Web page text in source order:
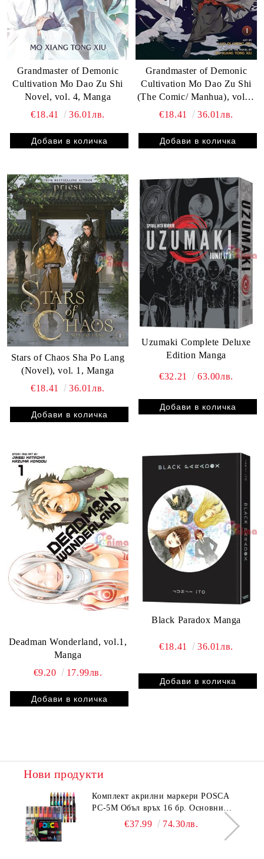
Grandmaster of Demonic
Cultivation Mo Dao Zu Shi
Novel, vol. 4, Manga
€18.41
36.01лв.
Grandmaster of Demonic
Cultivation Mo Dao Zu Shi
(The Comic/ Manhua), vol.1,
Manga
€18.41 36.01лв.
Stars of Chaos Sha Po Lang
(Novel), vol. 1, Manga
€18.41
36.01лв.
Uzumaki Complete Deluxe
Edition Manga
€32.21 63.00лв.
Deadman Wonderland, vol.1,
Manga
€9.20
17.99лв.
Black Paradox Manga
€18.41 36.01лв.
Нови продукти
Комплeкт акрилни маркери POSCA
PC-5M Объл връх 16 бр. Основни
€37.99 74.30лв.